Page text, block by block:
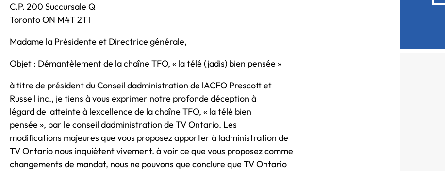
C.P. 200 Succursale Q
Toronto ON M4T 2T1
Madame la Présidente et Directrice générale,
Objet : Démantèlement de la chaîne TFO, « la télé (jadis) bien pensée »
à titre de président du Conseil dadministration de lACFO Prescott et
Russell inc., je tiens à vous exprimer notre profonde déception à
légard de latteinte à lexcellence de la chaîne TFO, « la télé bien
pensée », par le conseil dadministration de TV Ontario. Les
modifications majeures que vous proposez apporter à ladministration de
TV Ontario nous inquiètent vivement. à voir ce que vous proposez comme
changements de mandat, nous ne pouvons que conclure que TV Ontario